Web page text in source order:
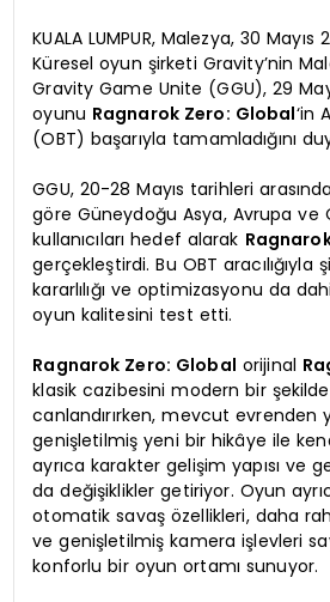
KUALA LUMPUR, Malezya, 30
Küresel oyun şirketi Gravity’nin
Gravity Game Unite (GGU), 29
oyunu Ragnarok Zero: Global‘in
(OBT) başarıyla tamamladığını
GGU, 20-28 Mayıs tarihleri
göre Güneydoğu Asya, Avrupa ve
kullanıcıları hedef alarak
gerçekleştirdi. Bu OBT aracılığıyla
kararlılığı ve optimizasyonu da
oyun kalitesini test etti.
Ragnarok Zero: Global orijinal
klasik cazibesini modern bir
canlandırırken, mevcut evrenden
genişletilmiş yeni bir hikâye ile
ayrıca karakter gelişim yapısı ve
da değişiklikler getiriyor. Oyun
otomatik savaş özellikleri, daha
ve genişletilmiş kamera işlevleri
konforlu bir oyun ortamı sunuyor.